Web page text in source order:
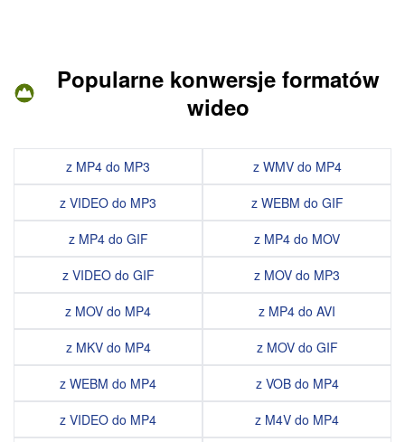
Popularne konwersje formatów
wideo
z MP4 do MP3
z VIDEO do MP3
z MP4 do GIF
z VIDEO do GIF
z MOV do MP4
z MKV do MP4
z WEBM do MP4
z VIDEO do MP4
z WMV do MP4
z WEBM do GIF
z MP4 do MOV
z MOV do MP3
z MP4 do AVI
z MOV do GIF
z VOB do MP4
z M4V do MP4